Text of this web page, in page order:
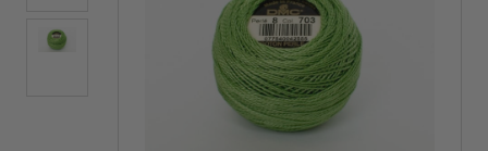
MARCAS